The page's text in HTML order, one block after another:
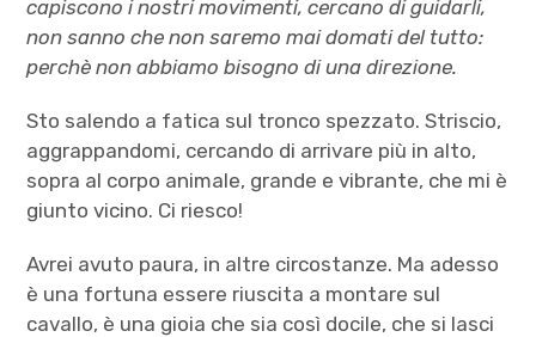
capiscono i nostri movimenti, cercano di guidarli,
non sanno che non saremo mai domati del tutto:
perchè non abbiamo bisogno di una direzione.
Sto salendo a fatica sul tronco spezzato. Striscio,
aggrappandomi, cercando di arrivare più in alto,
sopra al corpo animale, grande e vibrante, che mi è
giunto vicino. Ci riesco!
Avrei avuto paura, in altre circostanze. Ma adesso
è una fortuna essere riuscita a montare sul
cavallo, è una gioia che sia così docile, che si lasci